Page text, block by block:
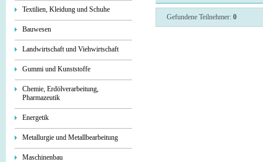
Textilien, Kleidung und Schuhe
Bauwesen
Landwirtschaft und Viehwirtschaft
Gummi und Kunststoffe
Chemie, Erdölverarbeitung,
Pharmazeutik
Energetik
Metallurgie und Metallbearbeitung
Maschinenbau
Gefundene Teilnehmer: 0